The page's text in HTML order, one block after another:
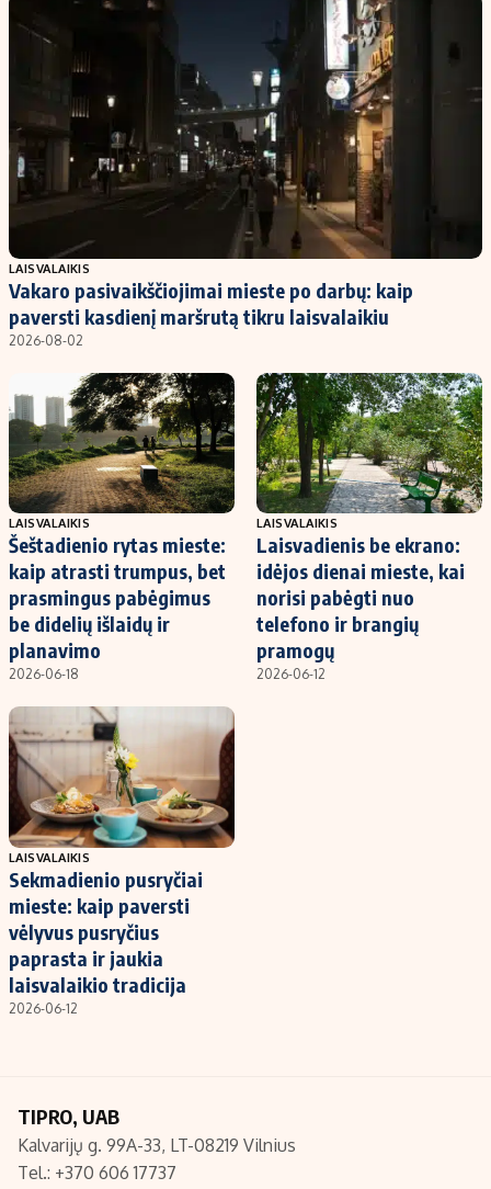
LAISVALAIKIS
Vakaro pasivaikščiojimai mieste po darbų: kaip
paversti kasdienį maršrutą tikru laisvalaikiu
2026-08-02
LAISVALAIKIS
Šeštadienio rytas mieste:
kaip atrasti trumpus, bet
prasmingus pabėgimus
be didelių išlaidų ir
planavimo
2026-06-18
LAISVALAIKIS
Laisvadienis be ekrano:
idėjos dienai mieste, kai
norisi pabėgti nuo
telefono ir brangių
pramogų
2026-06-12
LAISVALAIKIS
Sekmadienio pusryčiai
mieste: kaip paversti
vėlyvus pusryčius
paprasta ir jaukia
laisvalaikio tradicija
2026-06-12
TIPRO, UAB
Kalvarijų g. 99A-33, LT-08219 Vilnius
Tel.: +370 606 17737